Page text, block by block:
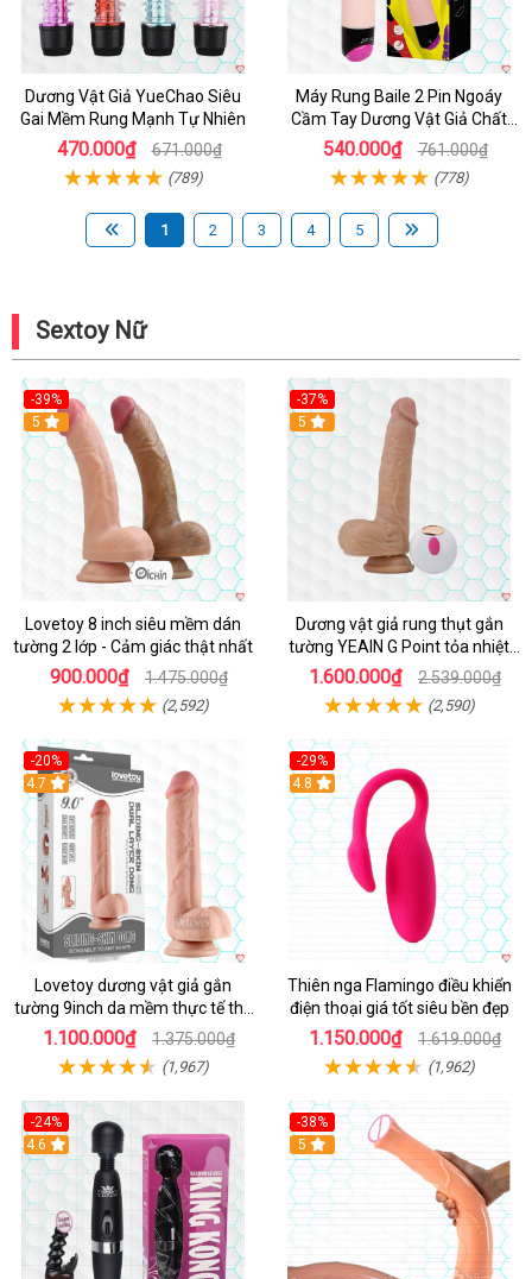
Dương Vật Giả YueChao Siêu
Gai Mềm Rung Mạnh Tự Nhiên
470.000₫ 671.000₫
(789)
Máy Rung Baile 2 Pin Ngoáy
Cầm Tay Dương Vật Giả Chất
Lượng
540.000₫ 761.000₫
(778)
1 2 3 4 5
Sextoy Nữ
-39%
Hot
5
Lovetoy 8 inch siêu mềm dán
tường 2 lớp - Cảm giác thật nhất
900.000₫ 1.475.000₫
(2,592)
-37%
5
Dương vật giả rung thụt gắn
tường YEAIN G Point tỏa nhiệt
điều khiển từ xa
1.600.000₫ 2.539.000₫
(2,590)
-20%
Hot
4.7
Lovetoy dương vật giả gắn
tường 9inch da mềm thực tế thú
vị
1.100.000₫ 1.375.000₫
(1,967)
-29%
Hot
4.8
Thiên nga Flamingo điều khiển
điện thoại giá tốt siêu bền đẹp
1.150.000₫ 1.619.000₫
(1,962)
-24%
4.6
-38%
Hot
5